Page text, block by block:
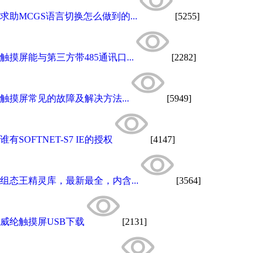
求助MCGS语言切换怎么做到的... [5255]
触摸屏能与第三方带485通讯口... [2282]
触摸屏常见的故障及解决方法... [5949]
谁有SOFTNET-S7 IE的授权 [4147]
组态王精灵库，最新最全，内含... [3564]
威纶触摸屏USB下载 [2131]